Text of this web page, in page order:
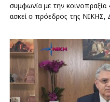
συμφωνία με την κοινοπραξία
ασκεί ο πρόεδρος της ΝΙΚΗΣ,